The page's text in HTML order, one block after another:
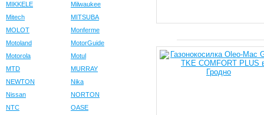
MIKKELE
Milwaukee
Mitech
MITSUBA
MOLOT
Monferme
Motoland
MotorGuide
Motorola
Motul
MTD
MURRAY
NEWTON
Nika
Nissan
NORTON
NTC
OASE